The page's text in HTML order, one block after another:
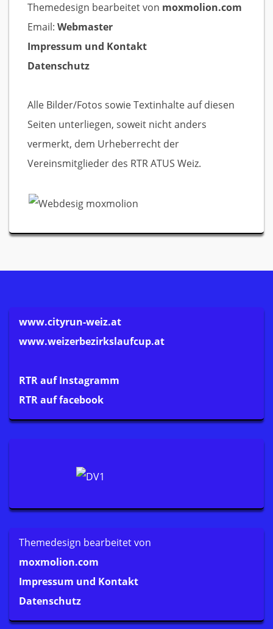
Themedesign bearbeitet von moxmolion.com
Email: Webmaster
Impressum und Kontakt
Datenschutz
Alle Bilder/Fotos sowie Textinhalte auf diesen
Seiten unterliegen, soweit nicht anders
vermerkt, dem Urheberrecht der
Vereinsmitglieder des RTR ATUS Weiz.
www.cityrun-weiz.at
www.weizerbezirkslaufcup.at
RTR auf Instagramm
RTR auf facebook
Themedesign bearbeitet von
moxmolion.com
Impressum und Kontakt
Datenschutz